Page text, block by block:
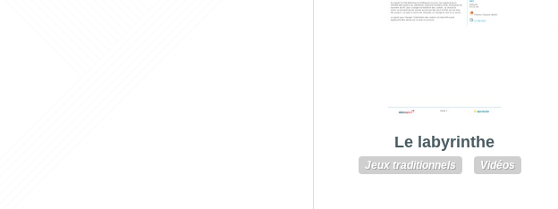
Le labyrinthe
Jeux traditionnels Vidéos